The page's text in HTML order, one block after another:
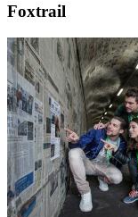
Foxtrail